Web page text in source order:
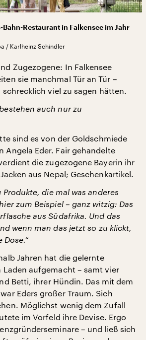
Bahn-Restaurant in Falkensee im Jahr
/ Karlheinz Schindler
Zugezogene: In Falkensee
sie manchmal Tür an Tür –
schrecklich viel zu sagen hätten.
auch nur zu
sind es von der Goldschmiede
Angela Eder. Fair gehandelte
die zugezogene Bayerin ihr
aus Nepal; Geschenkartikel.
Produkte, die mal was anderes
zum Beispiel – ganz witzig: Das
aus Südafrika. Und das
wenn man das jetzt so zu klickt,
Dose.“
Jahren hat die gelernte
Laden aufgemacht – samt vier
Betti, ihrer Hündin. Das mit dem
Eders großer Traum. Sich
Möglichst wenig dem Zufall
im Vorfeld ihre Devise. Ergo
– und ließ sich